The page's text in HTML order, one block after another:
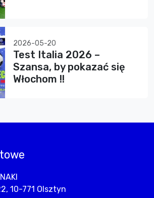
2026-05-20
Test Italia 2026 –
Szansa, by pokazać się
Włochom !!
10-771 Olsztyn